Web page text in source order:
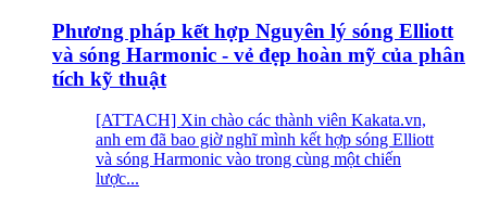
Phương pháp kết hợp Nguyên lý sóng Elliott
và sóng Harmonic - vẻ đẹp hoàn mỹ của phân
tích kỹ thuật
[ATTACH] Xin chào các thành viên Kakata.vn,
anh em đã bao giờ nghĩ mình kết hợp sóng Elliott
và sóng Harmonic vào trong cùng một chiến
lược...